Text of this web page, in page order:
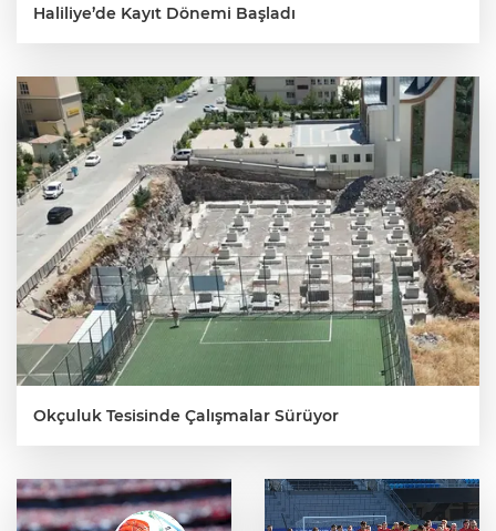
Haliliye’de Kayıt Dönemi Başladı
Okçuluk Tesisinde Çalışmalar Sürüyor